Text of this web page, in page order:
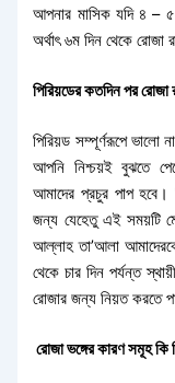
আপনার মাসিক যদি ৪ – ৫
অর্থাৎ ৬ম দিন থেকে রোজা
পিরিয়ডের কতদিন পর রোজা
পিরিয়ড সম্পূর্ণরূপে ভালো
আপনি নিশ্চয়ই বুঝতে
আমাদের প্রচুর পাপ হবে।
জন্য যেহেতু এই সময়টি
আল্লাহ তা’আলা
থেকে চার দিন পর্যন্ত
রোজার জন্য নিয়ত করতে
রোজা ভঙ্গের কারণ সমূহ কি